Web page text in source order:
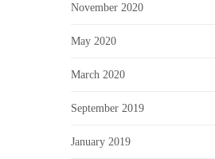
November 2020
May 2020
March 2020
September 2019
January 2019